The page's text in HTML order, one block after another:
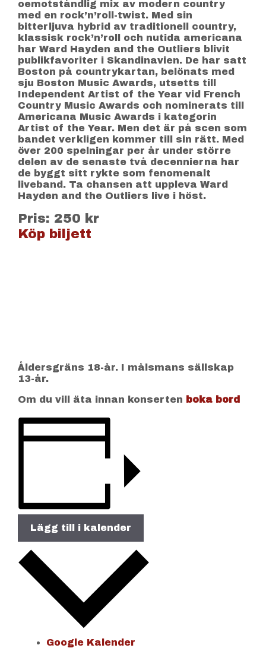
oemotståndlig mix av modern country
med en rock’n’roll-twist. Med sin
bitterljuva hybrid av traditionell country,
klassisk rock’n’roll och nutida americana
har Ward Hayden and the Outliers blivit
publikfavoriter i Skandinavien. De har satt
Boston på countrykartan, belönats med
sju Boston Music Awards, utsetts till
Independent Artist of the Year vid French
Country Music Awards och nominerats till
Americana Music Awards i kategorin
Artist of the Year. Men det är på scen som
bandet verkligen kommer till sin rätt. Med
över 200 spelningar per år under större
delen av de senaste två decennierna har
de byggt sitt rykte som fenomenalt
liveband. Ta chansen att uppleva Ward
Hayden and the Outliers live i höst.
Pris: 250 kr
Köp biljett
Åldersgräns 18-år. I målsmans sällskap
13-år.
Om du vill äta innan konserten boka bord
Lägg till i kalender
Google Kalender